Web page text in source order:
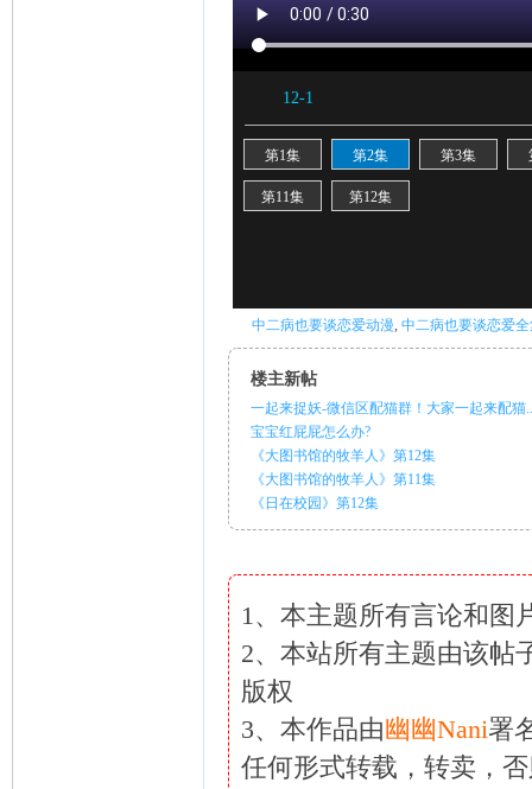
中二病也要谈恋爱动漫, 中二病也要谈恋爱
楼主新帖
一起来捉妖-微信区配猫群！大家一起来配猫
宝宝红屁屁怎么办?
《大图书馆的牧羊人》第12集
《大图书馆的牧羊人》第11集
《日在校园》第12集
1、本主题所有言论和图
2、本站所有主题由该帖
版权
3、本作品由幽幽Nani署
任何形式转载，转卖，